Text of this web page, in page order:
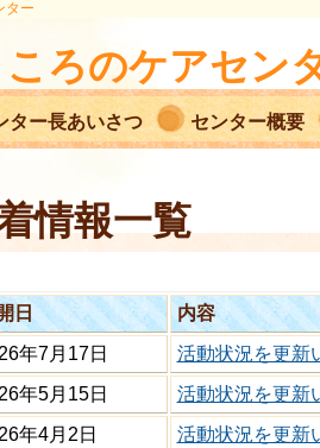
ター
ろのケアセン
ター長あいさつ センター概要
情報一覧
日
内容
年7月17日
活動状況を更新
年5月15日
活動状況を更新
年4月2日
活動状況を更新